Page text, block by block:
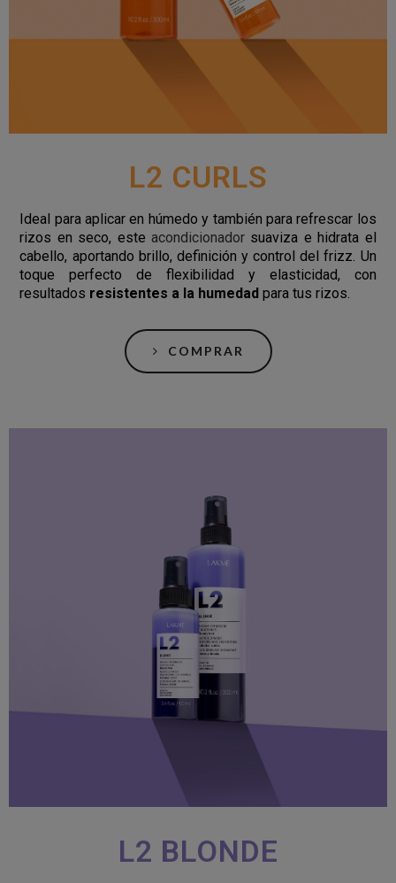
L2 CURLS
Ideal para aplicar en húmedo y también para refrescar los
rizos en seco, este acondicionador suaviza e hidrata el
cabello, aportando brillo, definición y control del frizz. Un
toque perfecto de flexibilidad y elasticidad, con
resultados resistentes a la humedad para tus rizos.
COMPRAR
L2 BLONDE